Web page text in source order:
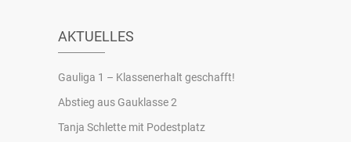
AKTUELLES
Gauliga 1 – Klassenerhalt geschafft!
Abstieg aus Gauklasse 2
Tanja Schlette mit Podestplatz